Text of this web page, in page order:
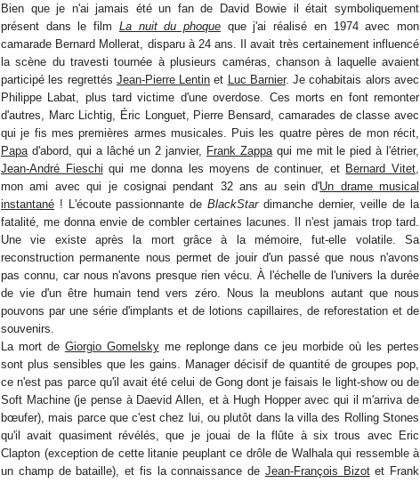
Bien que je n'ai jamais été un fan de David Bowie il était symboliquement
présent dans le film La nuit du phoque que j'ai réalisé en 1974 avec mon
camarade Bernard Mollerat, disparu à 24 ans. Il avait très certainement influencé
la scène du travesti tournée à plusieurs caméras, chanson à laquelle avaient
participé les regrettés Jean-Pierre Lentin et Luc Barnier. Je cohabitais alors avec
Philippe Labat, plus tard victime d'une overdose. Ces morts en font remonter
d'autres, Marc Lichtig, Éric Longuet, Pierre Bensard, camarades de classe avec
qui je fis mes premières armes musicales. Puis les quatre pères de mon récit,
Papa d'abord, qui a lâché un 2 janvier, Frank Zappaqui me mit le pied à l'étrier,
Jean-André Fieschi qui me donna les moyens de continuer, et Bernard Vitet
mon ami avec qui je cosignai pendant 32 ans au sein d'Un drame musical
instantané ! L'écoute passionnante de BlackStardimanche dernier, veille de la
fatalité, me donna envie de combler certaines lacunes. Il n'est jamais trop tard.
Une vie existe après la mort grâce à la mémoire, fut-elle volatile. Sa
reconstruction permanente nous permet de jouir d'un passé que nous n'avons
pas connu, car nous n'avons presque rien vécu. À l'échelle de l'univers la durée
de vie d'un être humain tend vers zéro. Nous la meublons autant que nous
pouvons par une série d'implants et de lotions capillaires, de reforestation et de
souvenirs.
La mort de Giorgio Gomelskyme replonge dans ce jeu morbide où les pertes
sont plus sensibles que les gains. Manager décisif de quantité de groupes pop,
ce n'est pas parce qu'il avait été celui de Gong dont je faisais le light-show ou de
Soft Machine (je pense à Daevid Allen, et à Hugh Hopper avec qui il m'arriva de
bœufer), mais parce que c'est chez lui, ou plutôt dans la villa des Rolling Stones
qu'il avait quasiment révélés, que je jouai de la flûte à six trous avec Eric
Clapton (exception de cette litanie peuplant ce drôle de Walhala qui ressemble à
un champ de bataille), et fis la connaissance de Jean-François Bizotet Frank